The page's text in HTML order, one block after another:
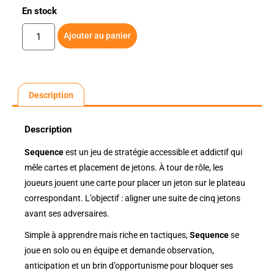
En stock
Ajouter au panier
Description
Description
Sequenceest un jeu de stratégie accessible et addictif qui
mêle cartes et placement de jetons. À tour de rôle, les
joueurs jouent une carte pour placer un jeton sur le plateau
correspondant. L’objectif : aligner une suite de cinq jetons
avant ses adversaires.
Simple à apprendre mais riche en tactiques,Sequencese
joue en solo ou en équipe et demande observation,
anticipation et un brin d’opportunisme pour bloquer ses